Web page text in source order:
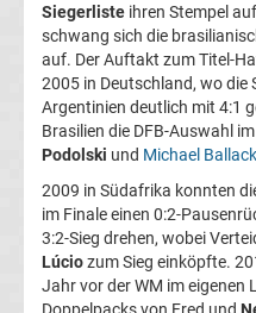
Jahres
Übersicht
Top-
Aktuell
Bundesliga
Tabelle
Siegerliste ihren Stempel
schwang sich die
auf. Der Auftakt zum Titel-
2005 in Deutschland, wo die
Argentinien deutlich mit 4:1
Brasilien die DFB-Auswahl
Podolski und Michael Ballack
2009 in Südafrika konnten
im Finale einen 0:2-
3:2-Sieg drehen, wobei
Lúciozum Sieg einköpfte.
Jahr vor der WM im eigenen